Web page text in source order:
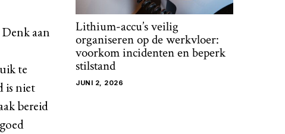
aan
te
is niet
bereid
Lithium-accu’s veilig
organiseren op de werkvloer:
voorkom incidenten en beperk
stilstand
JUNI 2, 2026